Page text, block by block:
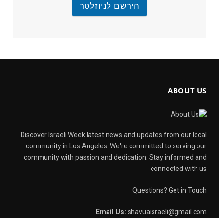
הירשם לניוזלטר
ABOUT US
Discover Israeli Week latest news and updates from our local
community in Los Angeles. We're committed to serving our
community with passion and dedication. Stay informed and
connected with us
Questions? Get in Touch
Email Us: shavuaisraeli@gmail.com